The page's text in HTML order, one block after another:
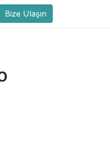
Bize Ulaşın